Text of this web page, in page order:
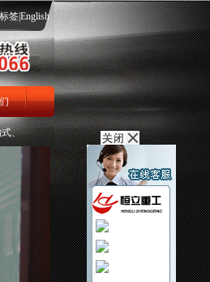
签|English
坡度履带式矿用扒渣机系列、全液压掘进